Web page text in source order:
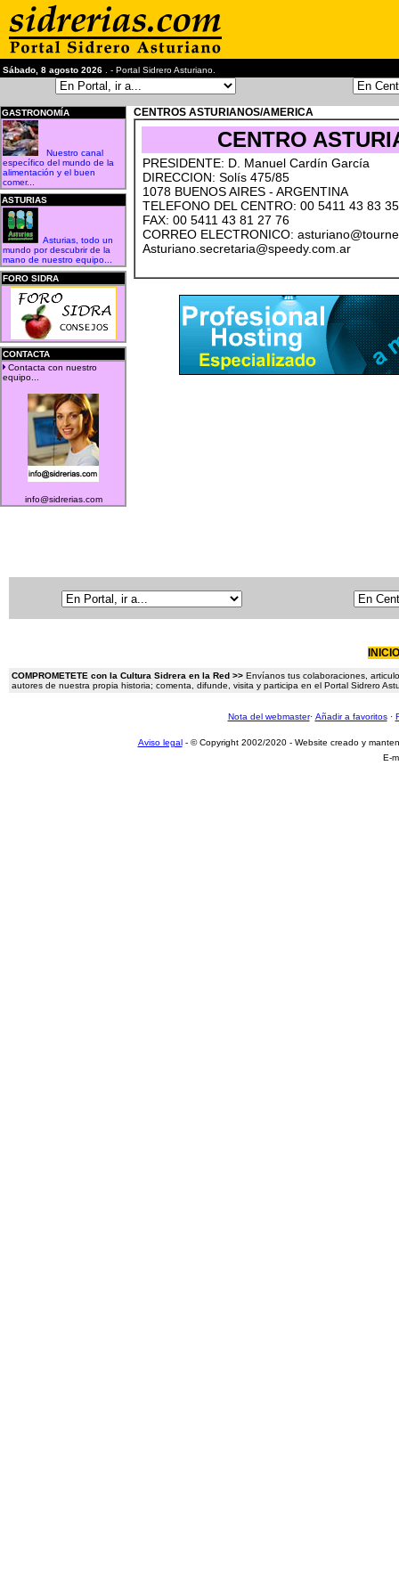
Sábado, 8 agosto 2026 . - Portal Sidrero Asturiano.
GASTRONOMÍA
Nuestro canal
específico del mundo de la
alimentación y el buen
comer...
ASTURIAS
Asturias, todo un
mundo por descubrir de la
mano de nuestro equipo...
FORO SIDRA
CONTACTA
Contacta con nuestro
equipo...
info@sidrerias.com
CENTROS ASTURIANOS/AMERICA
CENTRO
PRESIDENTE: D. Manuel Cardín García
DIRECCION: Solís 475/85
1078 BUENOS AIRES - ARGENTINA
TELEFONO DEL CENTRO: 00 5411 43 83
FAX: 00 5411 43 81 27 76
CORREO ELECTRONICO:
Asturiano.secretaria@speedy.com.ar
INICIO
COMPROMETETE con la Cultura Sidrera en la Red >> Envíanos tus colaboraciones,
autores de nuestra propia historia; comenta, difunde, visita y participa en el Portal Sidrero
Nota del webmaster· Añadir a favoritos·
Aviso legal- © Copyright 2002/2020 - Website creado y
E-